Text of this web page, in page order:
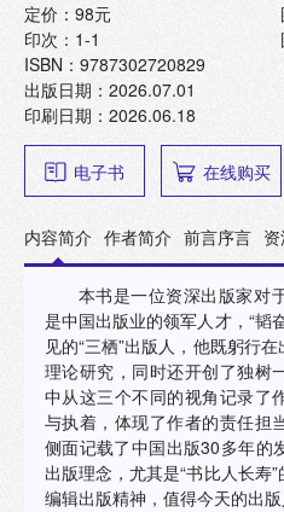
定价：98元
印次：1-1
ISBN：9787302720829
出版日期：2026.07.01
印刷日期：2026.06.18
电子书 在线购买
内容简介 作者简介 前言序言
本书是一位资深出版家对
是中国出版业的领军人才，“韬
见的“三栖”出版人，他既躬行
理论研究，同时还开创了独树
中从这三个不同的视角记录了
与执着，体现了作者的责任担
侧面记载了中国出版30多年的
出版理念，尤其是“书比人长寿
编辑出版精神，值得今天的出版